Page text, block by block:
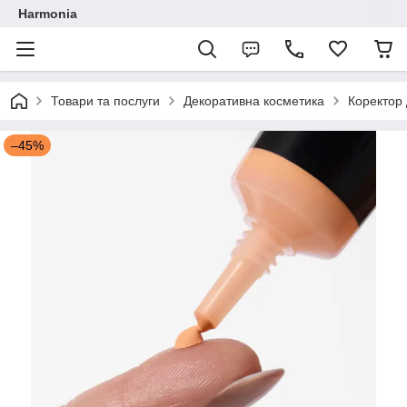
Harmonia
Товари та послуги Декоративна косметика
–45%